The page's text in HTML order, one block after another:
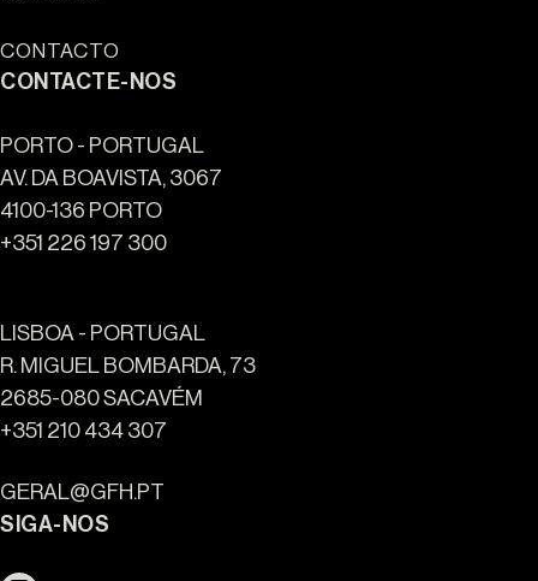
Ouro Valley - Pontos de
CONTACTO
CONTACTE-NOS
PORTO - PORTUGAL
AV. DA BOAVISTA, 3067
4100-136 PORTO
+351 226 197 300
LISBOA - PORTUGAL
R. MIGUEL BOMBARDA, 73
2685-080 SACAVÉM
+351 210 434 307
GERAL@GFH.PT
SIGA-NOS